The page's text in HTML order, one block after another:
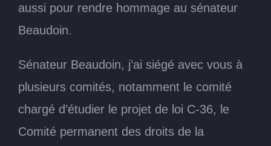
aussi pour rendre hommage au sénateur
Beaudoin.
Sénateur Beaudoin, j’ai siégé avec vous à
plusieurs comités, notamment le comité
chargé d’étudier le projet de loi C-36, le
Comité permanent des droits de la